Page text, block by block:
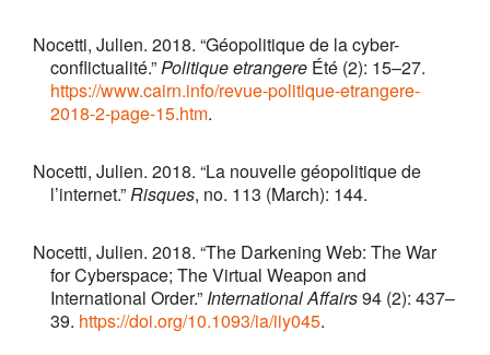
Nocetti, Julien. 2018. “Géopolitique de la cyber-
conflictualité.”Politique etrangere Été (2): 15–27.
https://www.cairn.info/revue-politique-etrangere-
2018-2-page-15.htm.
Nocetti, Julien. 2018. “La nouvelle géopolitique de
l’internet.”Risques, no. 113 (March): 144.
Nocetti, Julien. 2018. “The Darkening Web: The War
for Cyberspace; The Virtual Weapon and
International Order.” International Affairs94 (2): 437–
39. https://doi.org/10.1093/ia/iiy045.